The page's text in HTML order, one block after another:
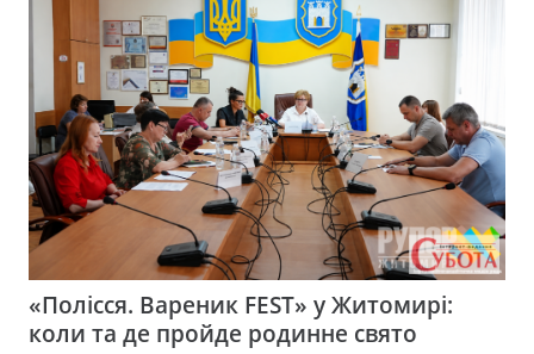
«Полісся. Вареник FEST» у Житомирі:
коли та де пройде родинне свято